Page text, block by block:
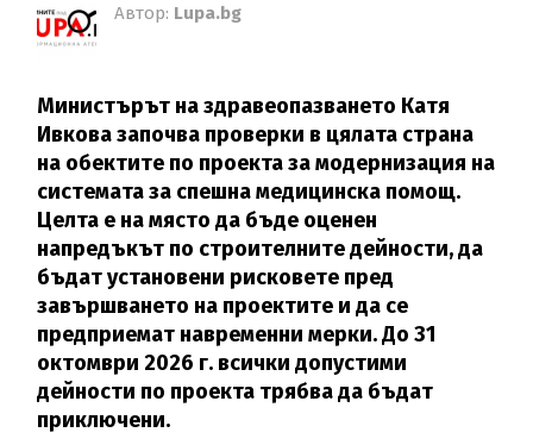
Автор: Lupa.bg
Министърът на здравеопазването Катя
Ивкова започва проверки в цялата страна
на обектите по проекта за модернизация на
системата за спешна медицинска помощ.
Целта е на място да бъде оценен
напредъкът по строителните дейности, да
бъдат установени рисковете пред
завършването на проектите и да се
предприемат навременни мерки. До 31
октомври 2026 г. всички допустими
дейности по проекта трябва да бъдат
приключени.